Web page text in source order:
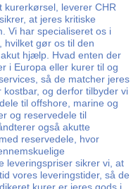
kurerkørsel, leverer CHR
at jeres kritiske
Vi har specialiseret os i
hvilket gør os til den
hjælp. Hvad enten der
i Europa eller kurer til og
så de matcher jeres
kostbar, og derfor tilbyder vi
til offshore, marine og
og reservedele til
også akutte
reservedele, hvor
leveringspriser sikrer vi, at
vores leveringstider, så de
kurer er jeres gods i